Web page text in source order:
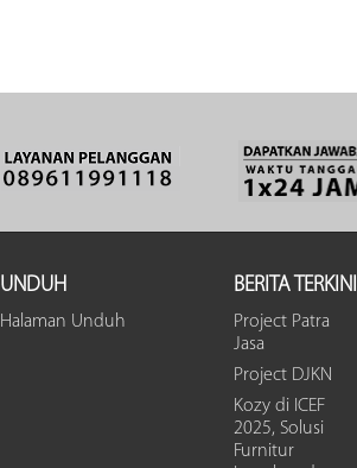
UNDUH
Halaman Unduh
BERITA TERKINI
Project Patra
Jasa
Project DJKN
Kozy di ICEF
2025, Solusi
Furnitur